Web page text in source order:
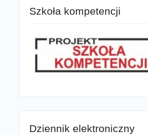
Szkoła kompetencji
Dziennik elektroniczny